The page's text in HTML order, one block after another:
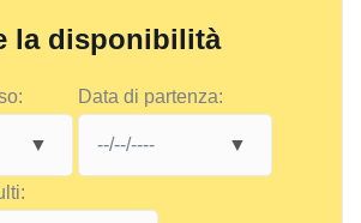
la disponibilità
Data di partenza: